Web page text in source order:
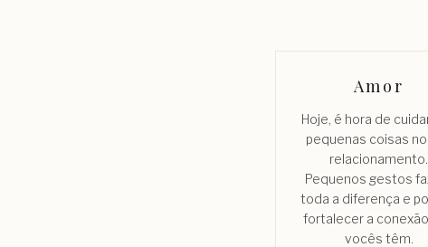
Amor
Hoje, é hora de
pequenas coisas
relacionamento.
Pequenos gestos
toda a diferença e
fortalecer a
vocês têm.